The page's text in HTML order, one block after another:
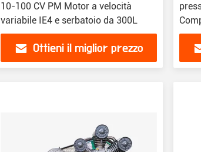
10-100 CV PM Motor a velocità
variabile IE4 e serbatoio da 300L
Ottieni il miglior prezzo